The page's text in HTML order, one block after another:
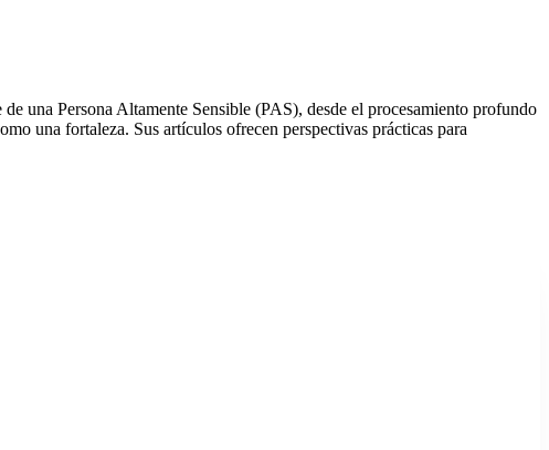
una Persona Altamente Sensible (PAS), desde el procesamiento profundo
una fortaleza. Sus artículos ofrecen perspectivas prácticas para